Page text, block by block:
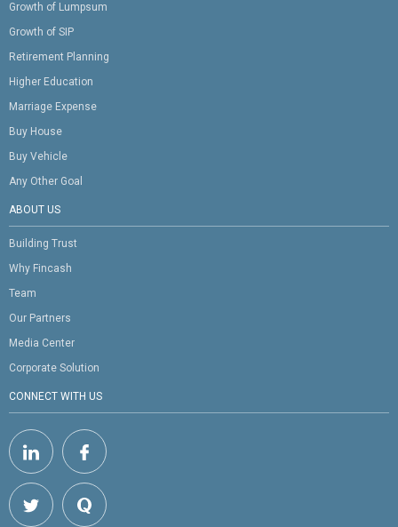
Growth of Lumpsum
Growth of SIP
Retirement Planning
Higher Education
Marriage Expense
Buy House
Buy Vehicle
Any Other Goal
ABOUT US
Building Trust
Why Fincash
Team
Our Partners
Media Center
Corporate Solution
CONNECT WITH US